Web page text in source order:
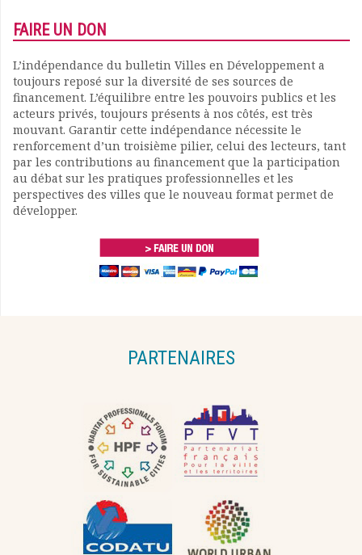
FAIRE UN DON
L’indépendance du bulletin Villes en Développement a
toujours reposé sur la diversité de ses sources de
financement. L’équilibre entre les pouvoirs publics et les
acteurs privés, toujours présents à nos côtés, est très
mouvant. Garantir cette indépendance nécessite le
renforcement d’un troisième pilier, celui des lecteurs, tant
par les contributions au financement que la participation
au débat sur les pratiques professionnelles et les
perspectives des villes que le nouveau format permet de
développer.
PARTENAIRES